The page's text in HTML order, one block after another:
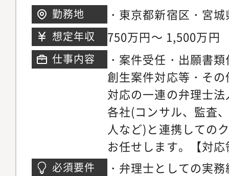
DomesticのPatents
ンクインしました
https://
s/default/files/e-
2022/viewer/
5F#page/14【配属組
理士3名が所属してい
http://www.abe-
スタッフの声】・弁
勤務地
・東京都新宿区・宮
市ほか、ご自身の希
能。※東京に出社が
いただきます。
想定年収 750万円～ 1,500万円
仕事内容
・案件受任・出願書
創生案件対応等・そ
対応の一連の弁理士
各社(コンサル、監査
人など)と連携しての
お任せします。【対
特に絞っておらず、
必須要件
・弁理士としての実